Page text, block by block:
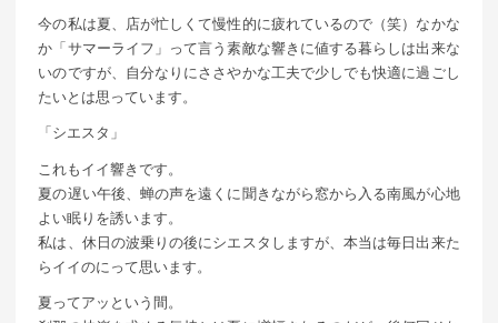
今の私は夏、店が忙しくて慢性的に疲れているので（笑）なかな
か「サマーライフ」って言う素敵な響きに値する暮らしは出来な
いのですが、自分なりにささやかな工夫で少しでも快適に過ごし
たいとは思っています。
「シエスタ」
これもイイ響きです。
夏の遅い午後、蝉の声を遠くに聞きながら窓から入る南風が心地
よい眠りを誘います。
私は、休日の波乗りの後にシエスタしますが、本当は毎日出来た
らイイのにって思います。
夏ってアッという間。